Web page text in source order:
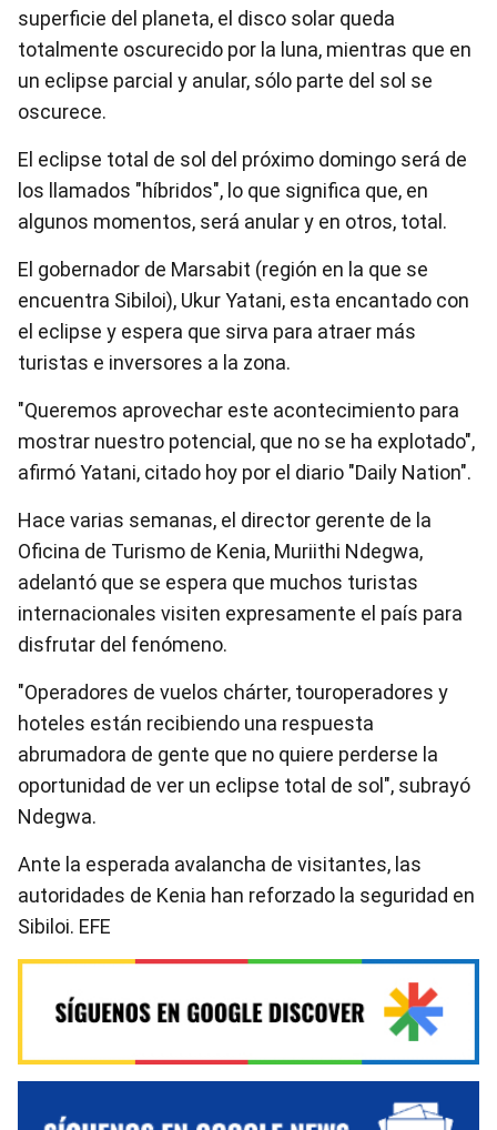
superficie del planeta, el disco solar queda
totalmente oscurecido por la luna, mientras que en
un eclipse parcial y anular, sólo parte del sol se
oscurece.
El eclipse total de sol del próximo domingo será de
los llamados "híbridos", lo que significa que, en
algunos momentos, será anular y en otros, total.
El gobernador de Marsabit (región en la que se
encuentra Sibiloi), Ukur Yatani, esta encantado con
el eclipse y espera que sirva para atraer más
turistas e inversores a la zona.
"Queremos aprovechar este acontecimiento para
mostrar nuestro potencial, que no se ha explotado",
afirmó Yatani, citado hoy por el diario "Daily Nation".
Hace varias semanas, el director gerente de la
Oficina de Turismo de Kenia, Muriithi Ndegwa,
adelantó que se espera que muchos turistas
internacionales visiten expresamente el país para
disfrutar del fenómeno.
"Operadores de vuelos chárter, touroperadores y
hoteles están recibiendo una respuesta
abrumadora de gente que no quiere perderse la
oportunidad de ver un eclipse total de sol", subrayó
Ndegwa.
Ante la esperada avalancha de visitantes, las
autoridades de Kenia han reforzado la seguridad en
Sibiloi. EFE